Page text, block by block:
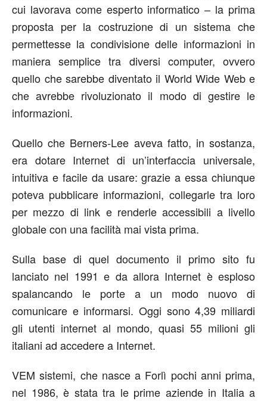
cui lavorava come esperto informatico – la prima
proposta per la costruzione di un sistema che
permettesse la condivisione delle informazioni in
maniera semplice tra diversi computer, ovvero
quello che sarebbe diventato il World Wide Web e
che avrebbe rivoluzionato il modo di gestire le
informazioni.
Quello che Berners-Lee aveva fatto, in sostanza,
era dotare Internet di un’interfaccia universale,
intuitiva e facile da usare: grazie a essa chiunque
poteva pubblicare informazioni, collegarle tra loro
per mezzo di link e renderle accessibili a livello
globale con una facilità mai vista prima.
Sulla base di quel documento il primo sito fu
lanciato nel 1991 e da allora Internet è esploso
spalancando le porte a un modo nuovo di
comunicare e informarsi. Oggi sono 4,39 miliardi
gli utenti internet al mondo, quasi 55 milioni gli
italiani ad accedere a Internet.
VEM sistemi, che nasce a Forlì pochi anni prima,
nel 1986, è stata tra le prime aziende in Italia a